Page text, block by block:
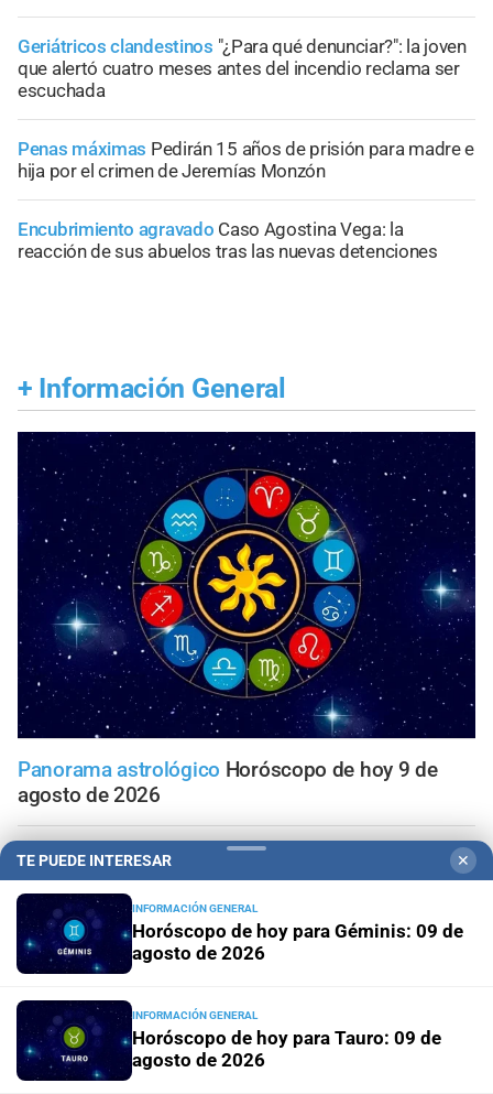
Geriátricos clandestinos "¿Para qué denunciar?": la joven
que alertó cuatro meses antes del incendio reclama ser
escuchada
Penas máximas Pedirán 15 años de prisión para madre e
hija por el crimen de Jeremías Monzón
Encubrimiento agravado Caso Agostina Vega: la
reacción de sus abuelos tras las nuevas detenciones
+ Información General
Panorama astrológico Horóscopo de hoy 9 de
agosto de 2026
Horóscopo del díaHoróscopo de hoy para Piscis: 09 de
agosto de 2026
Horóscopo del díaHoróscopo de hoy para Acuario: 09
de agosto de 2026
Horóscopo del díaHoróscopo de hoy para Capricornio:
09 de agosto de 2026
TE PUEDE INTERESAR ✕
INFORMACIÓN GENERAL
Horóscopo de hoy para Géminis: 09 de
agosto de 2026
INFORMACIÓN GENERAL
Horóscopo de hoy para Tauro: 09 de
agosto de 2026